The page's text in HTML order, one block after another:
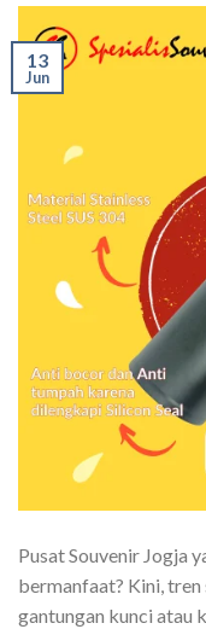
13
Jun
Pusat Souvenir Jogja
bermanfaat? Kini,
gantungan kunci atau